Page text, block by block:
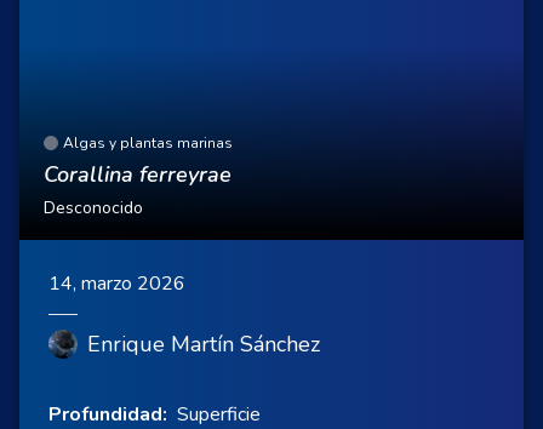
Algas y plantas marinas
Corallina ferreyrae
Desconocido
14, marzo 2026
Enrique Martín Sánchez
Profundidad: Superficie